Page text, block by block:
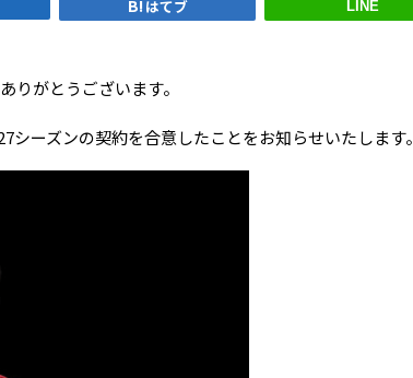
はてブ LINE
りがとうございます。
シーズンの契約を合意したことをお知らせいたします。